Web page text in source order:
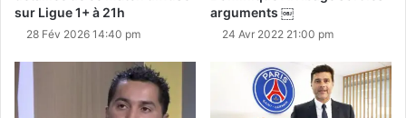
sur Ligue 1+ à 21h
28 Fév 2026 14:40 pm
arguments ￼
24 Avr 2022 21:00 pm